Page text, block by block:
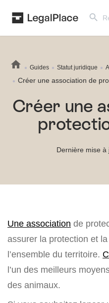
Guides Statut juridique
Créer une association de
Créer une
Dernière mise
Une association de
assurer la protection et
l’ensemble du territoire.
l’un des meilleurs
des animaux.